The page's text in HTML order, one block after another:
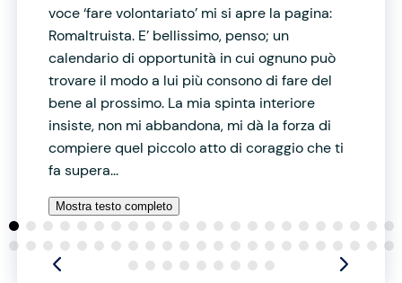
voce ‘fare volontariato’ mi si apre la pagina:
Romaltruista. E’ bellissimo, penso; un
calendario di opportunità in cui ognuno può
trovare il modo a lui più consono di fare del
bene al prossimo. La mia spinta interiore
insiste, non mi abbandona, mi dà la forza di
compiere quel piccolo atto di coraggio che ti
fa supera...
Mostra testo completo